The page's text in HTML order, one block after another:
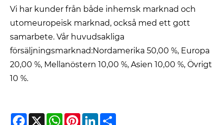
Vi har kunder från både inhemsk marknad och
utomeuropeisk marknad, också med ett gott
samarbete. Vår huvudsakliga
försäljningsmarknad:Nordamerika 50,00 %, Europa
20,00 %, Mellanöstern 10,00 %, Asien 10,00 %, Övrigt
10 %.
Facebook
X WhatsAppPinterestLinkedIn